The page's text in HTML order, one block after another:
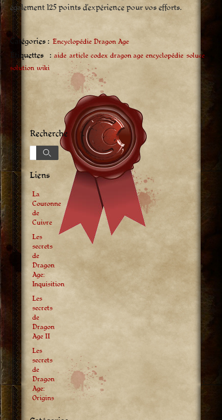
également 125 points d’expérience pour vos efforts.
Catégories : Encyclopédie Dragon Age
Étiquettes : aide article codex dragon age encyclopédie soluce
solution wiki
Recherche
Recherche
Recherche
Liens
La
Couronne
de
Cuivre
Les
secrets
de
Dragon
Age:
Inquisition
Les
secrets
de
Dragon
Age II
Les
secrets
de
Dragon
Age:
Origins